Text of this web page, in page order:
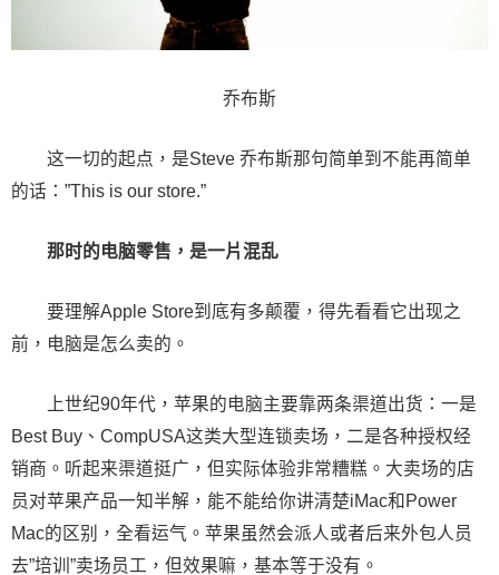
乔布斯
这一切的起点，是Steve 乔布斯那句简单到不能再简单
的话：”This is our store.”
那时的电脑零售，是一片混乱
要理解Apple Store到底有多颠覆，得先看看它出现之
前，电脑是怎么卖的。
上世纪90年代，苹果的电脑主要靠两条渠道出货：一是
Best Buy、CompUSA这类大型连锁卖场，二是各种授权经
销商。听起来渠道挺广，但实际体验非常糟糕。大卖场的店
员对苹果产品一知半解，能不能给你讲清楚iMac和Power
Mac的区别，全看运气。苹果虽然会派人或者后来外包人员
去”培训”卖场员工，但效果嘛，基本等于没有。